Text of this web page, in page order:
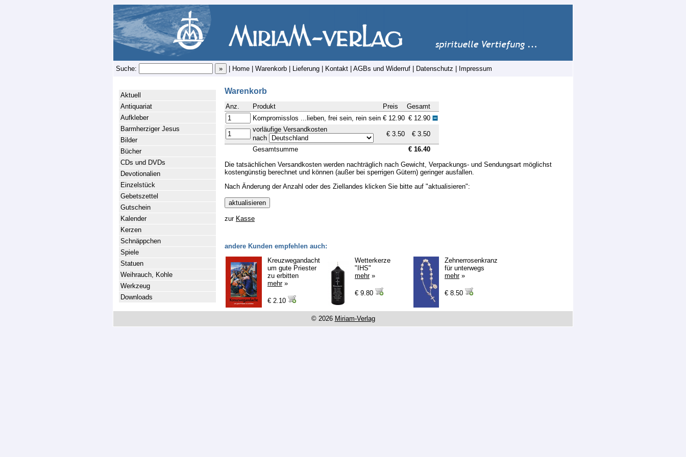
Suche: Home Warenkorb Lieferung Kontakt AGBs und Widerruf Datenschutz Impressum
Aktuell
Antiquariat
Aufkleber
Barmherziger Jesus
Bilder
Bücher
CDs und DVDs
Devotionalien
Einzelstück
Gebetszettel
Gutschein
Kalender
Kerzen
Schnäppchen
Spiele
Statuen
Weihrauch, Kohle
Werkzeug
Downloads
Warenkorb
Anz. Produkt Preis
Gesamt
Kompromisslos ...lieben, frei sein, rein sein € 12.90 € 12.90
vorläufige Versandkosten
nach
€ 3.50
€ 3.50
Gesamtsumme
€ 16.40
Die tatsächlichen Versandkosten werden nachträglich nach Gewicht, Verpackungs- und Sendungsart möglichst
kostengünstig berechnet und können (außer bei sperrigen Gütern) geringer ausfallen.
Nach Änderung der Anzahl oder des Ziellandes klicken Sie bitte auf "aktualisieren":
zur Kasse
andere Kunden empfehlen auch:
Kreuzwegandacht
um gute Priester
zu erbitten
mehr»
€ 2.10
Wetterkerze
"IHS"
mehr»
€ 9.80
Zehnerrosenkranz
für unterwegs
mehr»
€ 8.50
© 2026 Miriam-Verlag